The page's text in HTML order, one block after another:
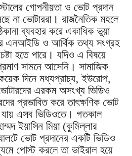
গোপনীয়তা ও ভোট প্রদান
না ভোটাররা। রাজনৈতিক মহলে
ব্যবহার করে একাধিক ভুয়া
এনআইডি ও আর্থিক তথ্য সংগ্রহ
হতে পারে। যদিও এ বিষয়ে
সামনে আসেনি। সামাজিক
দিনে মধ্যপ্রাচ্য, ইউরোপ,
এরকম অসংখ্য ভিডিও
প্রভাবিত করে তাৎক্ষণিক ভোট
যায় এসব ভিডিওতে। গতকাল
ইয়াসিন মিয়া (কুমিল্লার
ভোট প্রদানের একটি ভিডিও
পোস্ট করলে তা ভাইরাল হয়ে